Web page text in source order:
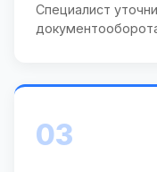
Специалист
03